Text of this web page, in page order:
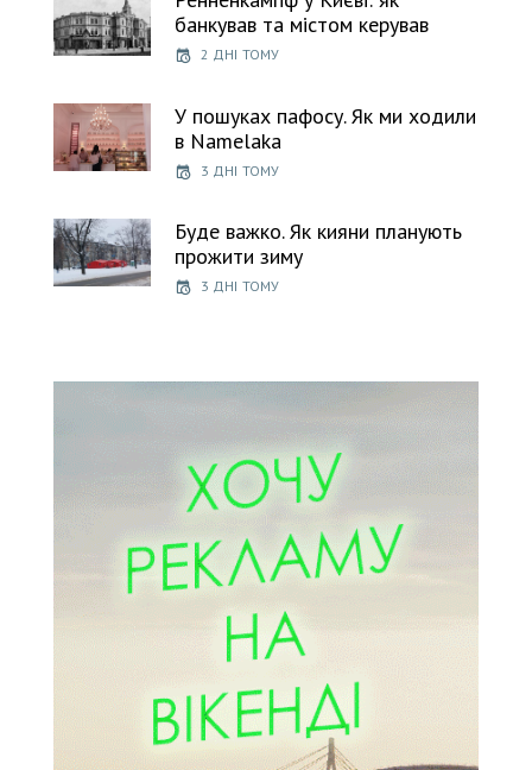
банкував та містом керував
2 ДНІ ТОМУ
У пошуках пафосу. Як ми ходили
в Namelaka
3 ДНІ ТОМУ
Буде важко. Як кияни планують
прожити зиму
3 ДНІ ТОМУ